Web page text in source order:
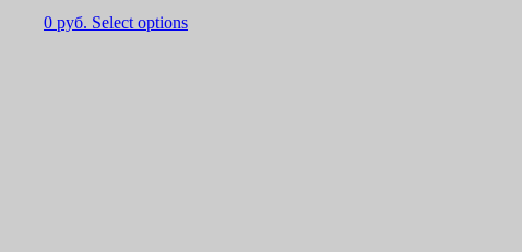
0 руб. Select options